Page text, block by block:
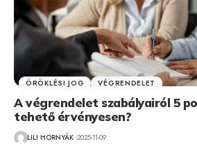
ÖRÖKLÉSI JOG VÉGRENDELET
A végrendelet szabályairól 5
tehető érvényesen?
LILI HORNYÁK 2025-11-09